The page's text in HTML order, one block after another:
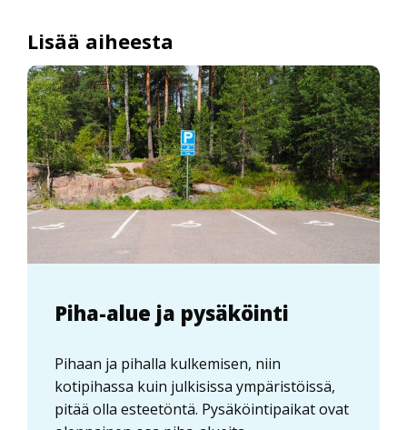
Lisää aiheesta
Piha-alue ja pysäköinti
Pihaan ja pihalla kulkemisen, niin
kotipihassa kuin julkisissa ympäristöissä,
pitää olla esteetöntä. Pysäköintipaikat ovat